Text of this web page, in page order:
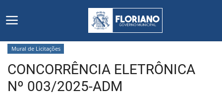
Início
Editais
Mural de Licitações
CONCORRÊNCIA ELETRÔNICA
Nº 003/2025-ADM